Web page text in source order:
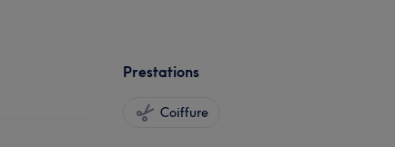
Prestations
Coiffure